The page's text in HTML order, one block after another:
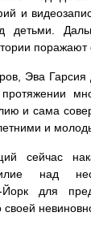
и
детьми.
Эва
и сама
и
сейчас
над
для